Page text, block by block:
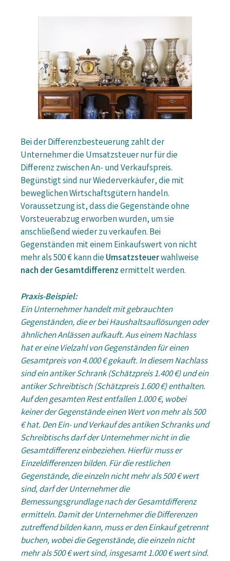
Bei der Differenzbesteuerung zahlt der
Unternehmer die Umsatzsteuer nur für die
Differenz zwischen An- und Verkaufspreis.
Begünstigt sind nur Wiederverkäufer, die mit
beweglichen Wirtschaftsgütern handeln.
Voraussetzung ist, dass die Gegenstände ohne
Vorsteuerabzug erworben wurden, um sie
anschließend wieder zu verkaufen. Bei
Gegenständen mit einem Einkaufswert von nicht
mehr als 500 € kann die Umsatzsteuerwahlweise
nach der Gesamtdifferenzermittelt werden.
Praxis-Beispiel:
Ein Unternehmer handelt mit gebrauchten
Gegenständen, die er bei Haushaltsauflösungen oder
ähnlichen Anlässen aufkauft. Aus einem Nachlass
hat er eine Vielzahl von Gegenständen für einen
Gesamtpreis von 4.000 € gekauft. In diesem Nachlass
sind ein antiker Schrank (Schätzpreis 1.400 €) und ein
antiker Schreibtisch (Schätzpreis 1.600 €) enthalten.
Auf den gesamten Rest entfallen 1.000 €, wobei
keiner der Gegenstände einen Wert von mehr als 500
€ hat. Den Ein- und Verkauf des antiken Schranks und
Schreibtischs darf der Unternehmer nicht in die
Gesamtdifferenz einbeziehen. Hierfür muss er
Einzeldifferenzen bilden. Für die restlichen
Gegenstände, die einzeln nicht mehr als 500 € wert
sind, darf der Unternehmer die
Bemessungsgrundlage nach der Gesamtdifferenz
ermitteln. Damit der Unternehmer die Differenzen
zutreffend bilden kann, muss er den Einkauf getrennt
buchen, wobei die Gegenstände, die einzeln nicht
mehr als 500 € wert sind, insgesamt 1.000 € wert sind.